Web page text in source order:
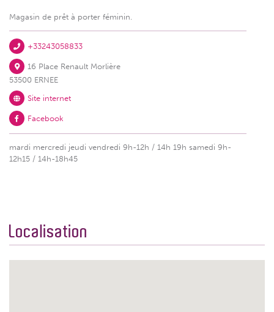
Magasin de prêt à porter féminin.
+33243058833
16 Place Renault Morlière
53500 ERNEE
Site internet
Facebook
mardi mercredi jeudi vendredi 9h-12h / 14h 19h samedi 9h-
12h15 / 14h-18h45
Localisation